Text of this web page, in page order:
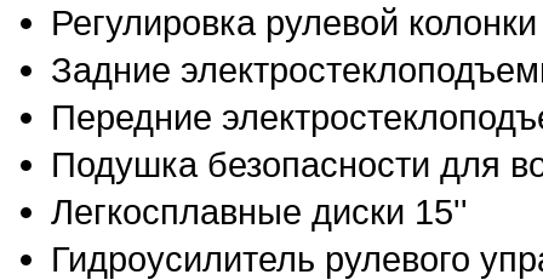
Регулировка рулевой
Задние
Передние
Подушка безопасности для
Легкосплавные диски 15''
Гидроусилитель рулевого